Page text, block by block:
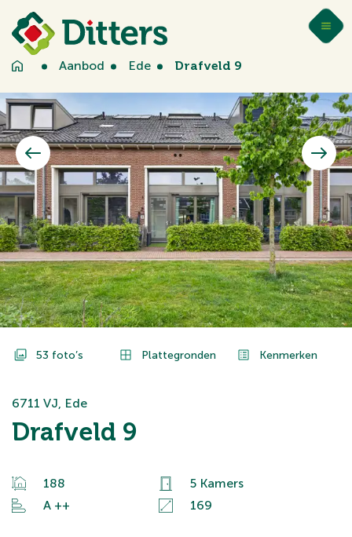
Aanbod Ede Drafveld 9
53 foto’s Plattegronden Kenmerken
6711 VJ, Ede
Drafveld 9
188
5 Kamers
A ++
169